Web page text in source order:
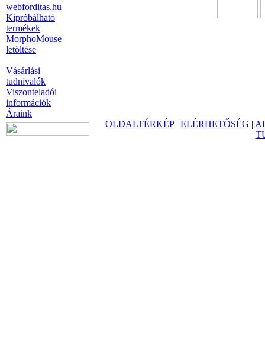
webforditas.hu
Kipróbálható
termékek
MorphoMouse
letöltése
Vásárlási
tudnivalók
Viszonteladói
információk
Áraink
OLDALTÉRKÉP| ELÉRHETŐSÉG |